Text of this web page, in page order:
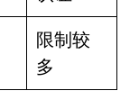
限制较
多